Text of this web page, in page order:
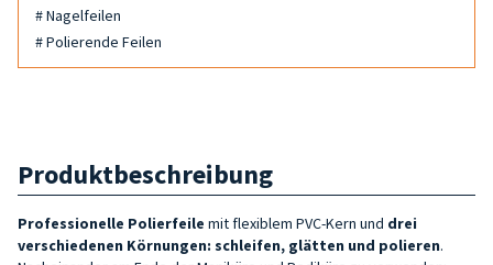
# Nagelfeilen
# Polierende Feilen
Produktbeschreibung
Professionelle Polierfeile mit flexiblem PVC-Kern und drei
verschiedenen Körnungen: schleifen, glätten und polieren.